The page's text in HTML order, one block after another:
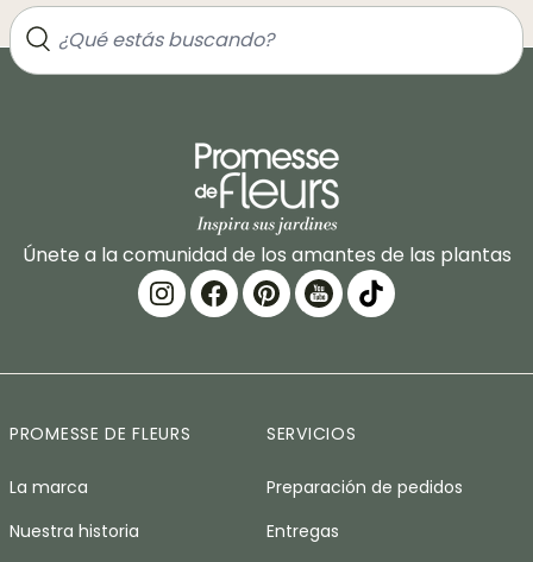
Únete a la comunidad de los amantes de las plantas
PROMESSE DE FLEURS
La marca
Nuestra historia
SERVICIOS
Preparación de pedidos
Entregas